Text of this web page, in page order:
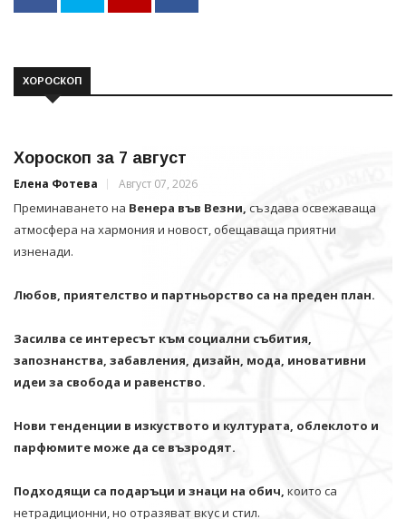
ХОРОСКОП
Хороскоп за 7 август
Елена Фотева Август 07, 2026
Преминаването на Венера във Везни, създава освежаваща
атмосфера на хармония и новост, обещаваща приятни
изненади.
Любов, приятелство и партньорство са на преден план.
Засилва се интересът към социални събития,
запознанства, забавления, дизайн, мода, иновативни
идеи за свобода и равенство.
Нови тенденции в изкуството и културата, облеклото и
парфюмите може да се възродят.
Подходящи са подаръци и знаци на обич, които са
нетрадиционни, но отразяват вкус и стил.